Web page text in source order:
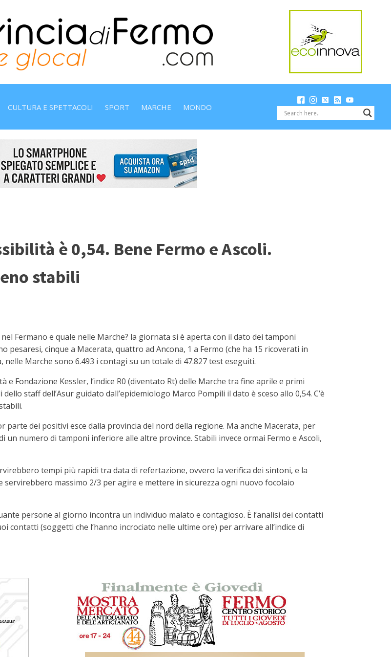
CULTURA E SPETTACOLI SPORT MARCHE MONDO
è 0,54. Bene Fermo e Ascoli.
stabili
Fermano e quale nelle Marche? la giornata si è aperta con il dato dei tamponi
pesaresi, cinque a Macerata, quattro ad Ancona, 1 a Fermo (che ha 15 ricoverati in
Marche sono 6.493 i contagi su un totale di 47.827 test eseguiti.
Fondazione Kessler, l’indice R0 (diventato Rt) delle Marche tra fine aprile e primi
staff dell’Asur guidato dall’epidemiologo Marco Pompili il dato è sceso allo 0,54. C’è
dei positivi esce dalla provincia del nord della regione. Ma anche Macerata, per
numero di tamponi inferiore alle altre province. Stabili invece ormai Fermo e Ascoli,
tempi più rapidi tra data di refertazione, ovvero la verifica dei sintoni, e la
massimo 2/3 per agire e mettere in sicurezza ogni nuovo focolaio
persone al giorno incontra un individuo malato e contagioso. È l’analisi dei contatti
contatti (soggetti che l’hanno incrociato nelle ultime ore) per arrivare all’indice di